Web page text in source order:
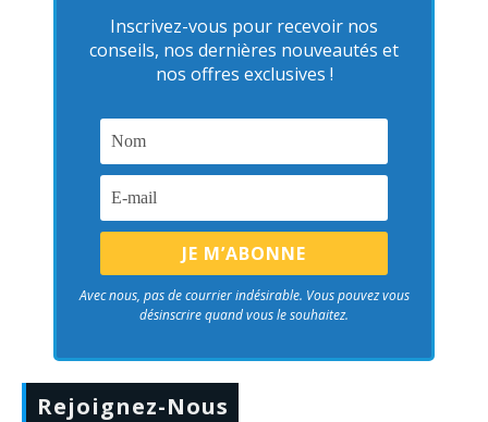
Inscrivez-vous pour recevoir nos
conseils, nos dernières nouveautés et
nos offres exclusives !
Avec nous, pas de courrier indésirable. Vous pouvez vous
désinscrire quand vous le souhaitez.
Rejoignez-Nous